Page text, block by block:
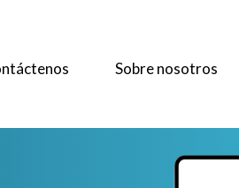
Sobre nosotros